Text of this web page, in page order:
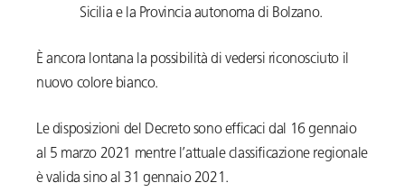
Sicilia e la Provincia autonoma di Bolzano.
È ancora lontana la possibilità di vedersi riconosciuto il
nuovo colore bianco.
Le disposizioni del Decreto sono efficaci dal 16 gennaio
al 5 marzo 2021 mentre l’attuale classificazione regionale
è valida sino al 31 gennaio 2021.